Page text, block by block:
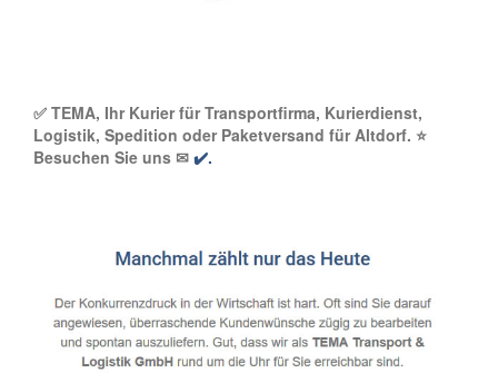
✅ TEMA, Ihr Kurier für Transportfirma, Kurierdienst,
Logistik, Spedition oder Paketversand für Altdorf. ⭐
Besuchen Sie uns ✉ ✔️.